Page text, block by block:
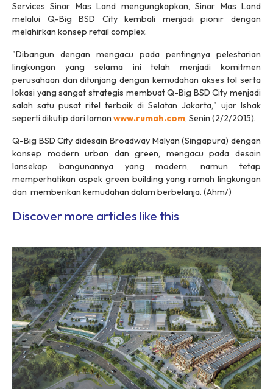
Services Sinar Mas Land mengungkapkan, Sinar Mas Land
melalui Q-Big BSD City kembali menjadi pionir dengan
melahirkan konsep retail complex.
"Dibangun dengan mengacu pada pentingnya pelestarian
lingkungan yang selama ini telah menjadi komitmen
perusahaan dan ditunjang dengan kemudahan akses tol serta
lokasi yang sangat strategis membuat Q-Big BSD City menjadi
salah satu pusat ritel terbaik di Selatan Jakarta," ujar Ishak
seperti dikutip dari laman www.rumah.com, Senin (2/2/2015).
Q-Big BSD City didesain Broadway Malyan (Singapura) dengan
konsep modern urban dan green, mengacu pada desain
lansekap bangunannya yang modern, namun tetap
memperhatikan aspek green building yang ramah lingkungan
dan memberikan kemudahan dalam berbelanja. (Ahm/)
Discover more articles like this